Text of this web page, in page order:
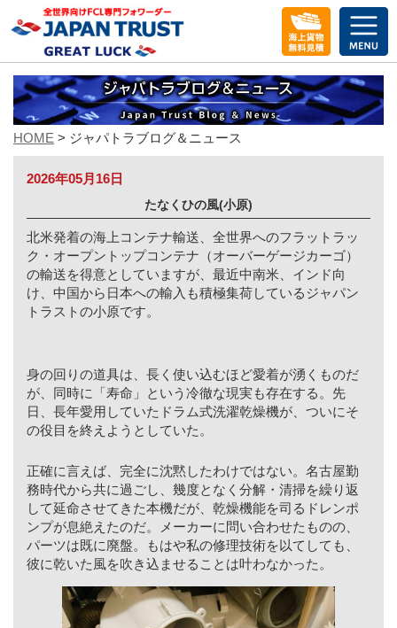
メ
ニ
ュ
ー
を
開
く
HOME > ジャパトラブログ＆ニュース
2026年05月16日
たなくひの風(小原)
北米発着の海上コンテナ輸送、全世界へのフラットラッ
ク・オープントップコンテナ（オーバーゲージカーゴ）
の輸送を得意としていますが、最近中南米、インド向
け、中国から日本への輸入も積極集荷しているジャパン
トラストの小原です。
身の回りの道具は、長く使い込むほど愛着が湧くものだ
が、同時に「寿命」という冷徹な現実も存在する。先
日、長年愛用していたドラム式洗濯乾燥機が、ついにそ
の役目を終えようとしていた。
正確に言えば、完全に沈黙したわけではない。名古屋勤
務時代から共に過ごし、幾度となく分解・清掃を繰り返
して延命させてきた本機だが、乾燥機能を司るドレンポ
ンプが息絶えたのだ。メーカーに問い合わせたものの、
パーツは既に廃盤。もはや私の修理技術を以てしても、
彼に乾いた風を吹き込ませることは叶わなかった。